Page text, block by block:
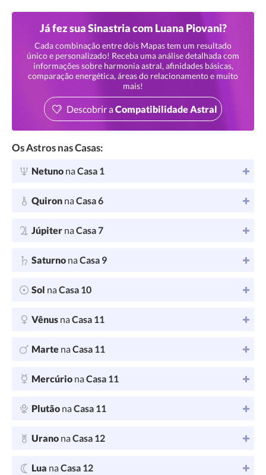
Já fez sua Sinastria com Luana Piovani?
Cada combinação entre dois Mapas tem um resultado
único e personalizado! Receba uma análise detalhada com
informações sobre harmonia astral, afinidades básicas,
comparação energética, áreas do relacionamento e muito
mais!
Descobrir aCompatibilidade Astral
Os Astros nas Casas:
Netuno naCasa 1
Quiron naCasa 6
Júpiter naCasa 7
Saturno naCasa 9
Sol naCasa 10
Vênus naCasa 11
Marte naCasa 11
Mercúrio naCasa 11
Plutão naCasa 11
Urano naCasa 12
Lua naCasa 12